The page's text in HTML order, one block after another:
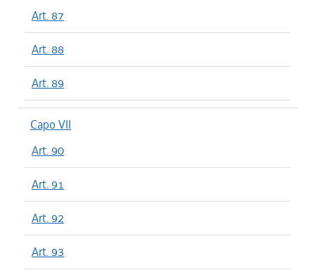
Art. 87
Art. 88
Art. 89
Capo VII
Art. 90
Art. 91
Art. 92
Art. 93